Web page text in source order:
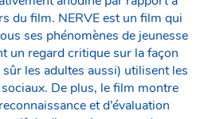
du film. NERVE est un film qui
ses phénomènes de jeunesse
un regard critique sur la façon
les adultes aussi) utilisent les
De plus, le film montre
et d’évaluation